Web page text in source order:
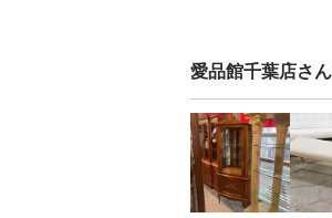
愛品館千葉店さ